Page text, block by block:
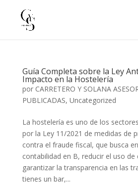
Guía Completa sobre la Ley
Impacto en la Hostelería
por CARRETERO Y SOLANA
PUBLICADAS, Uncategorized
La hostelería es uno de los
por la Ley 11/2021 de medidas de
contra el fraude fiscal, que busca
contabilidad en B, reducir el uso de
garantizar la transparencia en las
tienes un bar,...